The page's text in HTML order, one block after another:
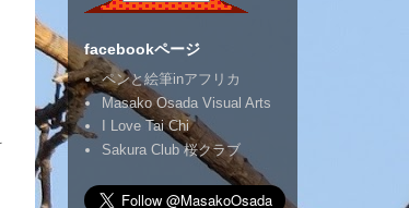
facebookページ
ペンと絵筆inアフリカ
Masako Osada Visual Arts
I Love Tai Chi
Sakura Club 桜クラブ